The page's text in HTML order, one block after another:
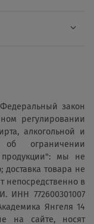
закон
регулировании
алкогольной и
ограничении
продукции": мы не
доставка товара не
непосредственно в
ИНН 772600301007
Янгеля 14
на сайте, носят